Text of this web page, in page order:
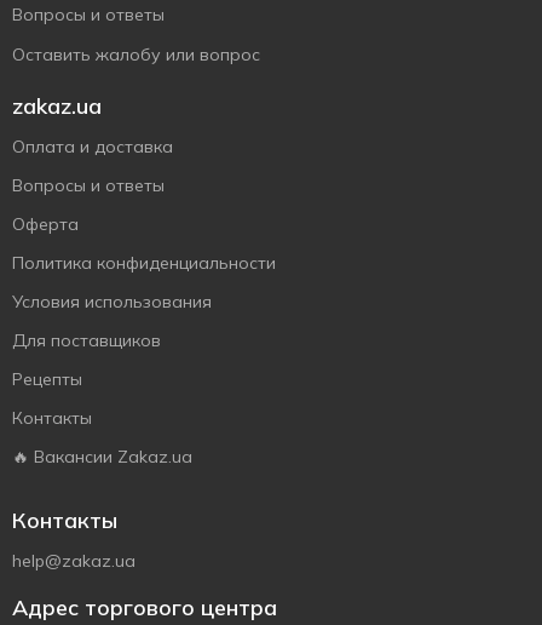
Вопросы и ответы
Оставить жалобу или вопрос
zakaz.ua
Оплата и доставка
Вопросы и ответы
Оферта
Политика конфиденциальности
Условия использования
Для поставщиков
Рецепты
Контакты
🔥 Вакансии Zakaz.ua
Контакты
help@zakaz.ua
Адрес торгового центра